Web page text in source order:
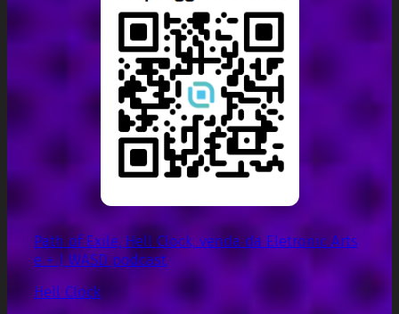
Path of Exile, Hell Clock, venda da Eletronic Arts
e + | WASD podcast
Hell Clock